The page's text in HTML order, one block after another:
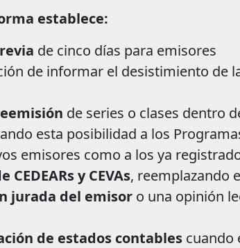
establece:
de cinco días para emisores
de informar el desistimiento de
de series o clases dentro
esta posibilidad a los
emisores como a los ya
y CEVAs, reemplazando
jurada del emisor o una opinión
de estados contables cuando